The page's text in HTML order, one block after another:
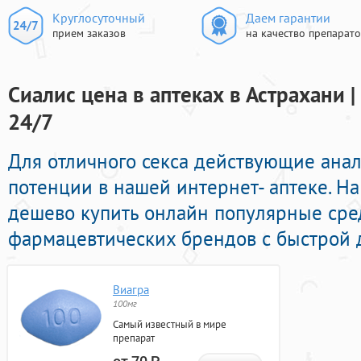
Круглосуточный
прием заказов
Даем гарантии
на качество
Сиалис цена в аптеках в Астрахани
24/7
Для отличного секса действующие
потенции в нашей интернет- аптеке.
дешево купить онлайн популярные
фармацевтических брендов с быстрой
Виагра
100мг
Самый известный в мире
препарат